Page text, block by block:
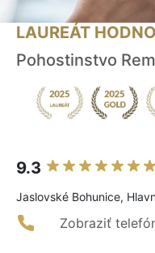
LAUREÁT
Pohostinstvo
9.3
Jaslovské Bohunice,
Zobraziť